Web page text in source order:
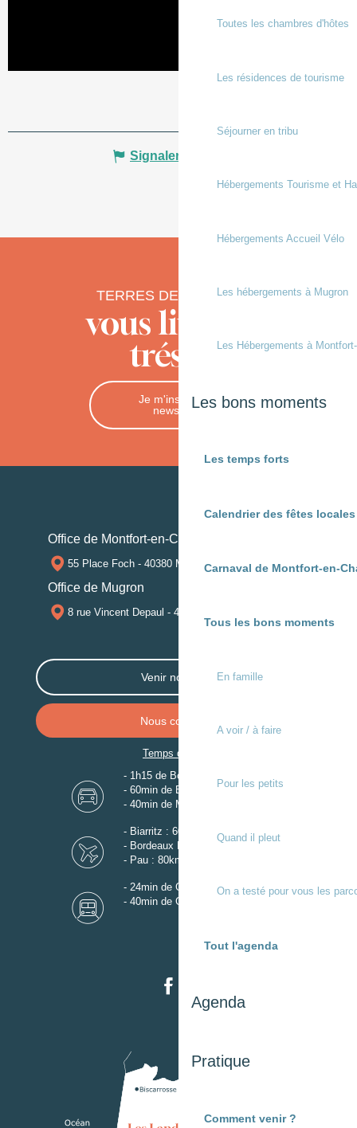
Toutes les chambres d'hôtes
Les résidences de tourisme
Séjourner en tribu
Hébergements Tourisme et
Hébergements Accueil Vélo
Les hébergements à Mugron
Les Hébergements à
Les bons moments
Les temps forts
Calendrier des fêtes
Carnaval de Montfort-en-
Tous les bons moments
En famille
A voir / à faire
Pour les petits
Quand il pleut
On a testé pour vous les
Tout l'agenda
Agenda
Pratique
Comment venir ?
Signaler une erreur
TERRES DE CHALOSSE
vous livre ses
trésors
Je m'inscris à la
newsletter
Office de Montfort-en-Chalosse
55 Place Foch - 40380 MONTFORT-EN-CHALOSSE
Office de Mugron
8 rue Vincent Depaul - 40250 MUGRON
Venir nous voir
Nous contacter
Temps de trajet
- 1h15 de Bordeaux
- 60min de Biarritz
- 40min de Mont-de-Marsan
- Biarritz : 60km
- Bordeaux Mérignac : 110km
- Pau : 80km
- 24min de Gare de Dax
- 40min de Gare de Mont-de-Marsan